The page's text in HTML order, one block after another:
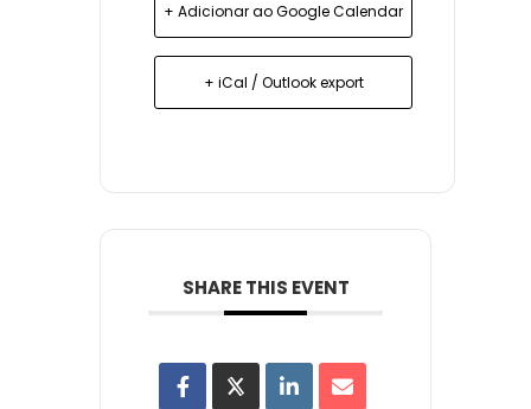
+ Adicionar ao Google Calendar
+ iCal / Outlook export
SHARE THIS EVENT